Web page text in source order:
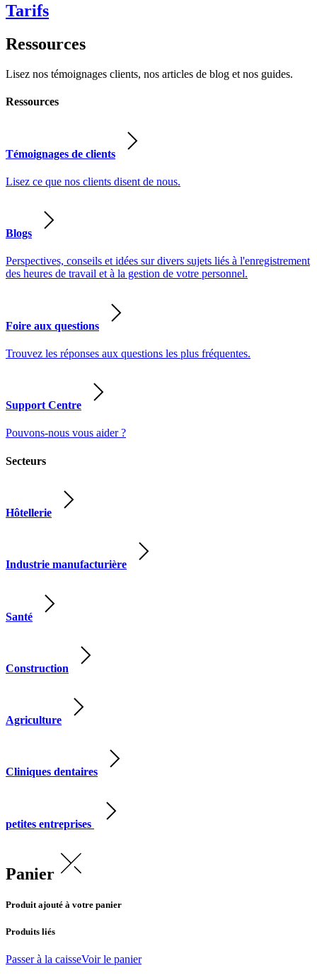
Tarifs
Ressources
Lisez nos témoignages clients, nos articles de blog et nos guides.
Ressources
Témoignages de clients
Lisez ce que nos clients disent de nous.
Blogs
Perspectives, conseils et idées sur divers sujets liés à l'enregistrement
des heures de travail et à la gestion de votre personnel.
Foire aux questions
Trouvez les réponses aux questions les plus fréquentes.
Support Centre
Pouvons-nous vous aider ?
Secteurs
Hôtellerie
Industrie manufacturière
Santé
Construction
Agriculture
Cliniques dentaires
petites entreprises
Panier
Produit ajouté à votre panier
Produits liés
Passer à la caisseVoir le panier